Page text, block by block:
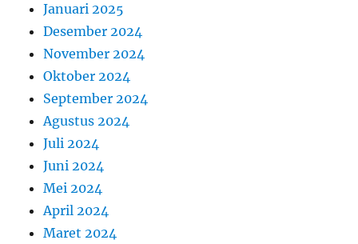
Januari 2025
Desember 2024
November 2024
Oktober 2024
September 2024
Agustus 2024
Juli 2024
Juni 2024
Mei 2024
April 2024
Maret 2024